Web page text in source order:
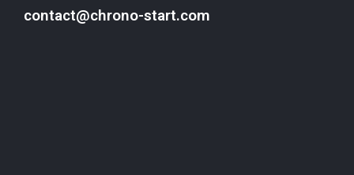
contact@chrono-start.com